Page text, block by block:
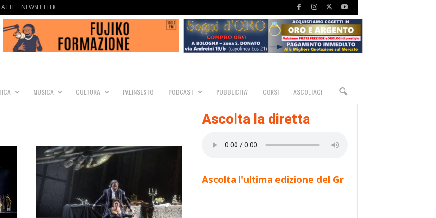
NEWSLETTER
MUSICA CULTURA PALINSESTO PODCAST PUBBLICITA’ CORSI ASCOLTACI
Ascolta la diretta
Ascolta l'ultima edizione del Gr